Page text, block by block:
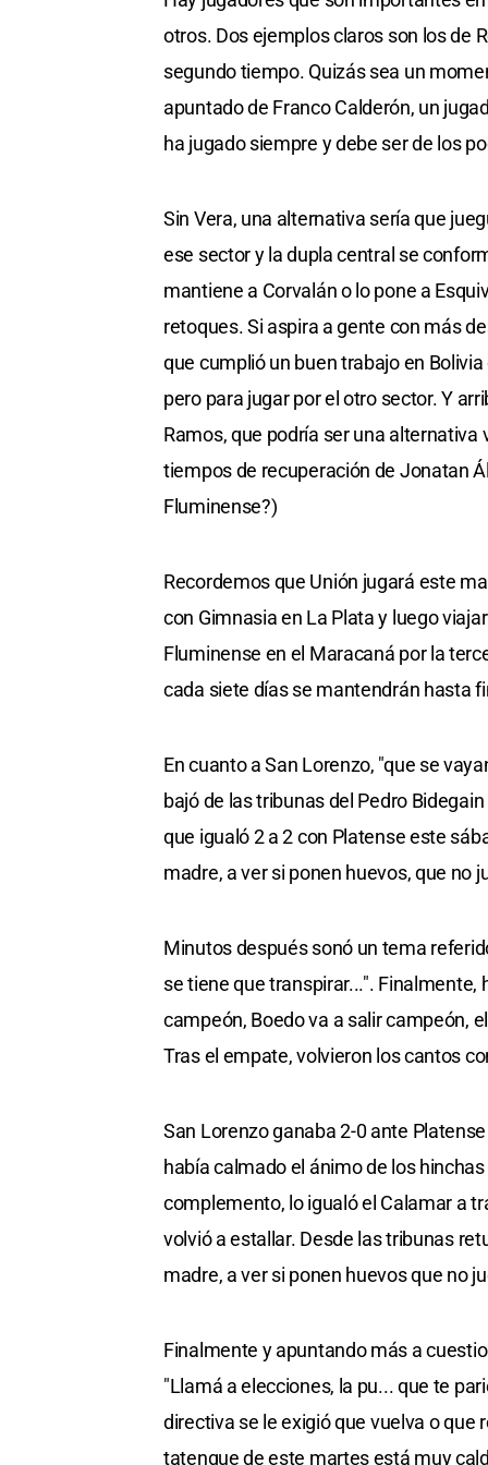
otros. Dos ejemplos claros son los de
segundo tiempo. Quizás sea un
apuntado de Franco Calderón, un
ha jugado siempre y debe ser de los
Sin Vera, una alternativa sería que
ese sector y la dupla central se
mantiene a Corvalán o lo pone a
retoques. Si aspira a gente con más
que cumplió un buen trabajo en
pero para jugar por el otro sector. Y
Ramos, que podría ser una
tiempos de recuperación de Jonatan
Fluminense?)
Recordemos que Unión jugará este
con Gimnasia en La Plata y luego
Fluminense en el Maracaná por la
cada siete días se mantendrán hasta
En cuanto a San Lorenzo, "que se
bajó de las tribunas del Pedro
que igualó 2 a 2 con Platense este
madre, a ver si ponen huevos, que no
Minutos después sonó un tema
se tiene que transpirar...".
campeón, Boedo va a salir campeón,
Tras el empate, volvieron los cantos
San Lorenzo ganaba 2-0 ante
había calmado el ánimo de los
complemento, lo igualó el Calamar a
volvió a estallar. Desde las tribunas
madre, a ver si ponen huevos que no
Finalmente y apuntando más a
"Llamá a elecciones, la pu... que te
directiva se le exigió que vuelva o que
tatengue de este martes está muy